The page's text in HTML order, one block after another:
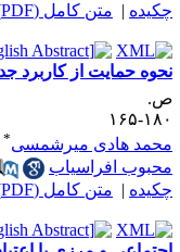
| متن کامل (PDF)
حمایت از کاربرد
۱۶۵
هادی میرشمسی
افراسیاب
| متن کامل (PDF)